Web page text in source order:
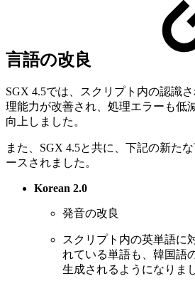
言語の改良
SGX 4.5では、スクリプト内の認識
理能力が改善され、処理エラーも低
向上しました。
また、SGX 4.5と共に、下記の新た
ースされました。
Korean 2.0
発音の改良
スクリプト内の英単語に
れている単語も、韓国語
生成されるようになりま